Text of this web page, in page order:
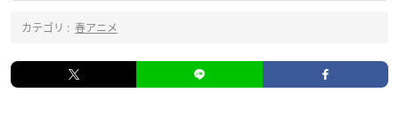
カテゴリ : 春アニメ